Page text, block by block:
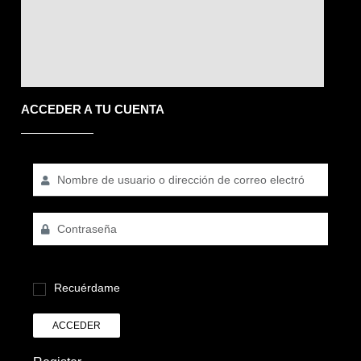
ACCEDER A TU CUENTA
Recuérdame
ACCEDER